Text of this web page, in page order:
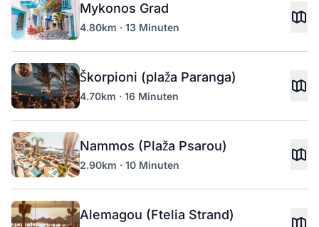
Mykonos Grad
4.80km · 13 Minuten
Škorpioni (plaža Paranga)
4.70km · 16 Minuten
Nammos (Plaža Psarou)
2.90km · 10 Minuten
Alemagou (Ftelia Strand)